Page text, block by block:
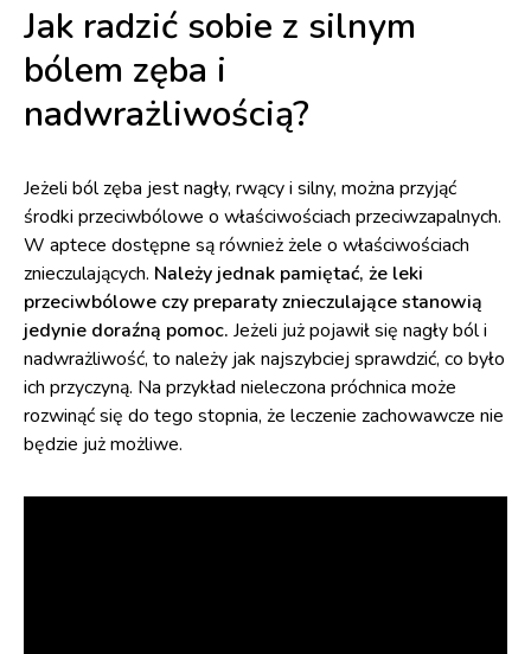
Jak radzić sobie z silnym
bólem zęba i
nadwrażliwością?
Jeżeli ból zęba jest nagły, rwący i silny, można przyjąć
środki przeciwbólowe o właściwościach przeciwzapalnych.
W aptece dostępne są również żele o właściwościach
znieczulających. Należy jednak pamiętać, że leki
przeciwbólowe czy preparaty znieczulające stanowią
jedynie doraźną pomoc. Jeżeli już pojawił się nagły ból i
nadwrażliwość, to należy jak najszybciej sprawdzić, co było
ich przyczyną. Na przykład nieleczona próchnica może
rozwinąć się do tego stopnia, że leczenie zachowawcze nie
będzie już możliwe.